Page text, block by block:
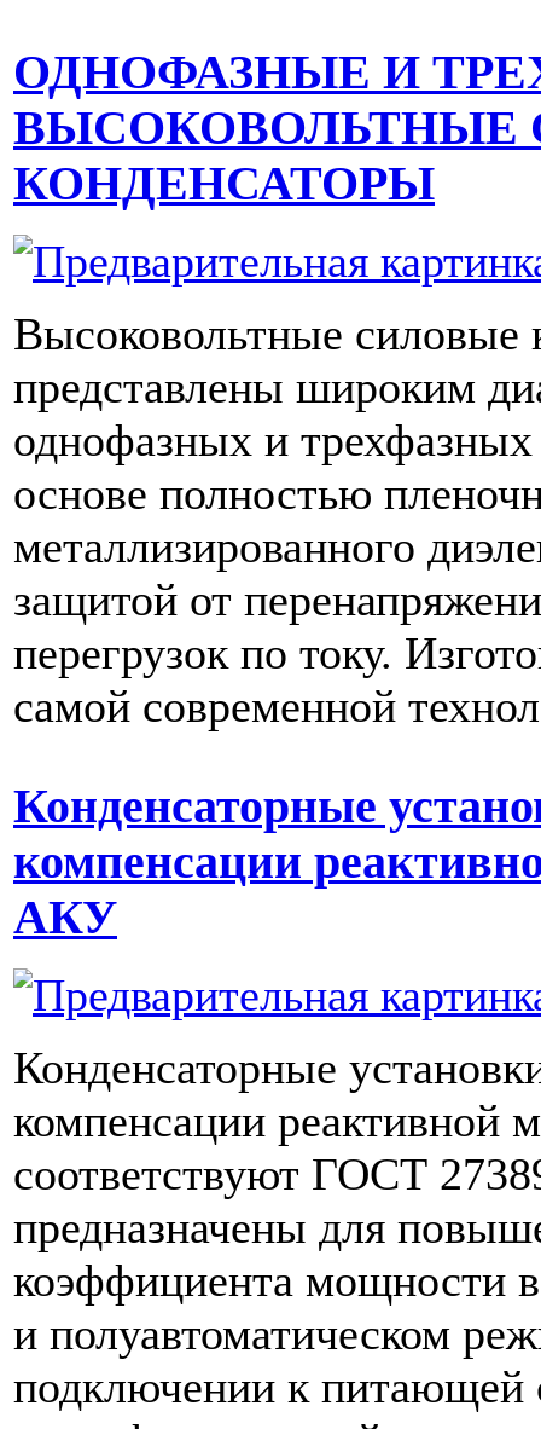
ОДНОФАЗНЫЕ И
ВЫСОКОВОЛЬТНЫЕ
КОНДЕНСАТОРЫ
Высоковольтные силовые
представлены широким
однофазных и трехфазных
основе полностью
металлизированного
защитой от
перегрузок по току.
самой современной
Конденсаторные
компенсации
АКУ
Конденсаторные
компенсации
соответствуют ГОСТ
предназначены для
коэффициента мощности
и полуавтоматическом
подключении к питающей